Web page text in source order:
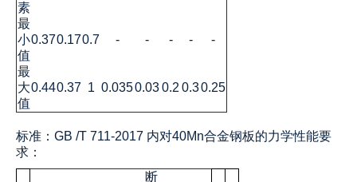
素
最
小
值
0.370.170.7 - - - - -
最
大
值
0.440.37 1 0.0350.030.2 0.30.25
标准：GB /T 711-2017 内对40Mn合金钢板的力学性能要
求：
断